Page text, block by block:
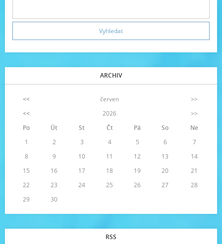
ARCHIV
<< červen
>>
<<
2026
>>
Po
Út St Čt Pá So
Ne
1
2 3 4 5 6
7
8
9 10 11 12 13
14
15
16 17 18 19 20
21
22
23 24 25 26 27
28
29
30
RSS